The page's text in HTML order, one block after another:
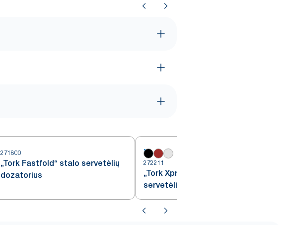
271800
„Tork Fastfold“ stalo servetėlių
dozatorius
272211
„Tork Xpressnap®“ pastatomas
servetėlių dozatorius, juodas, N4